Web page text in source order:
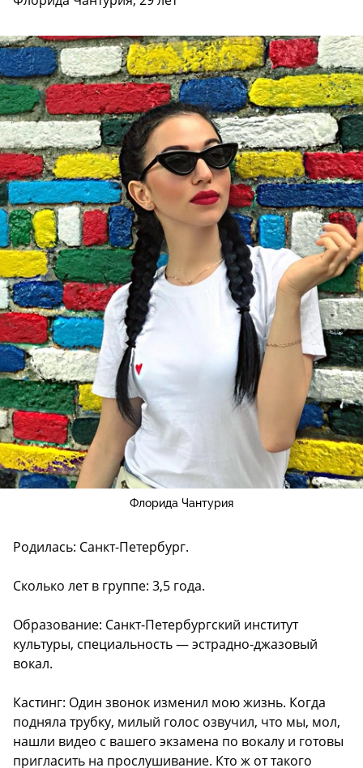
Флорида Чантурия
Родилась: Санкт-Петербург.
Сколько лет в группе: 3,5 года.
Образование: Санкт-Петербургский институт
культуры, специальность — эстрадно-джазовый
вокал.
Кастинг: Один звонок изменил мою жизнь. Когда
подняла трубку, милый голос озвучил, что мы, мол,
нашли видео с вашего экзамена по вокалу и готовы
пригласить на прослушивание. Кто ж от такого